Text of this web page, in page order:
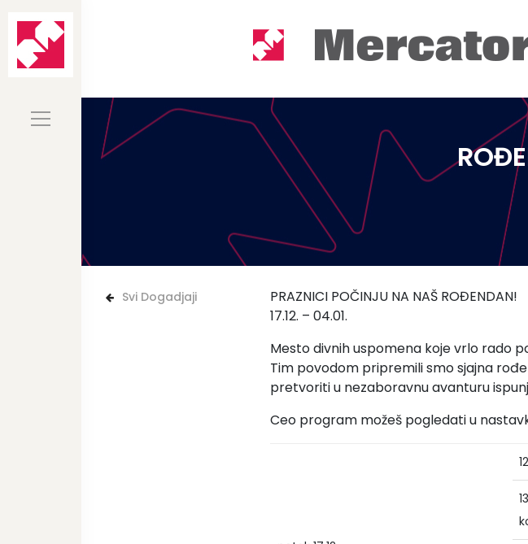
Svi Dogadjaji
PRAZNICI POČINJU NA NAŠ ROĐENDAN!
17.12. – 04.01.
Mesto divnih uspomena koje vrlo rado
Tim povodom pripremili smo sjajna
pretvoriti u nezaboravnu avanturu
Ceo program možeš pogledati u